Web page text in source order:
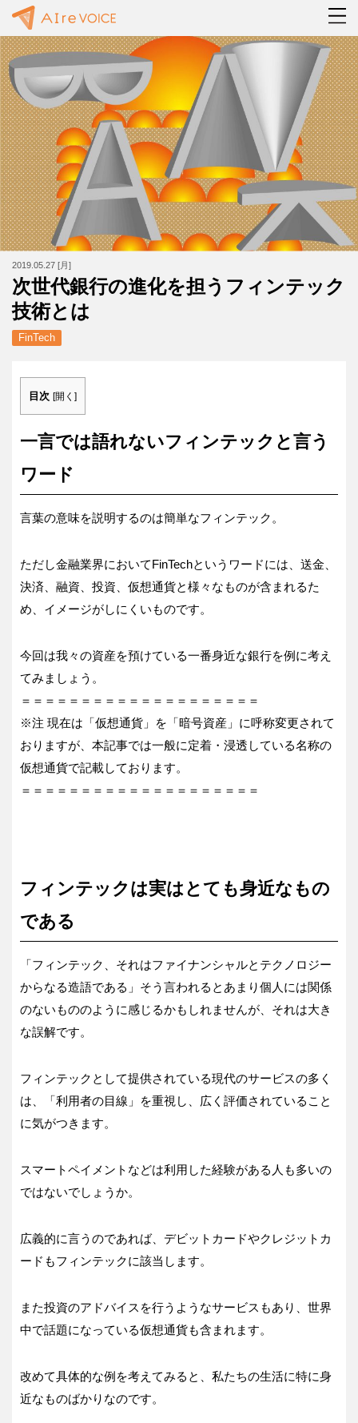
2019.05.27 [月]
次世代銀行の進化を担うフィンテック
技術とは
FinTech
目次 [開く ]
一言では語れないフィンテックと言う
ワード
言葉の意味を説明するのは簡単なフィンテック。
ただし金融業界においてFinTechというワードには、送金、
決済、融資、投資、仮想通貨と様々なものが含まれるた
め、イメージがしにくいものです。
今回は我々の資産を預けている一番身近な銀行を例に考え
てみましょう。
＝＝＝＝＝＝＝＝＝＝＝＝＝＝＝＝＝＝＝＝
※注 現在は「仮想通貨」を「暗号資産」に呼称変更されて
おりますが、本記事では一般に定着・浸透している名称の
仮想通貨で記載しております。
＝＝＝＝＝＝＝＝＝＝＝＝＝＝＝＝＝＝＝＝
フィンテックは実はとても身近なもの
である
「フィンテック、それはファイナンシャルとテクノロジー
からなる造語である」そう言われるとあまり個人には関係
のないもののように感じるかもしれませんが、それは大き
な誤解です。
フィンテックとして提供されている現代のサービスの多く
は、「利用者の目線」を重視し、広く評価されていること
に気がつきます。
スマートペイメントなどは利用した経験がある人も多いの
ではないでしょうか。
広義的に言うのであれば、デビットカードやクレジットカ
ードもフィンテックに該当します。
また投資のアドバイスを行うようなサービスもあり、世界
中で話題になっている仮想通貨も含まれます。
改めて具体的な例を考えてみると、私たちの生活に特に身
近なものばかりなのです。